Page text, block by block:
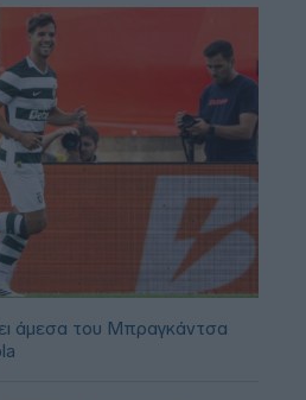
άμεσα του Μπραγκάντσα